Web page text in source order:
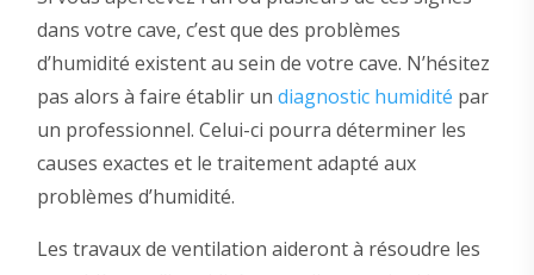
dans votre cave, c’est que des problèmes
d’humidité existent au sein de votre cave. N’hésitez
pas alors à faire établir un diagnostic humidité par
un professionnel. Celui-ci pourra déterminer les
causes exactes et le traitement adapté aux
problèmes d’humidité.
Les travaux de ventilation aideront à résoudre les